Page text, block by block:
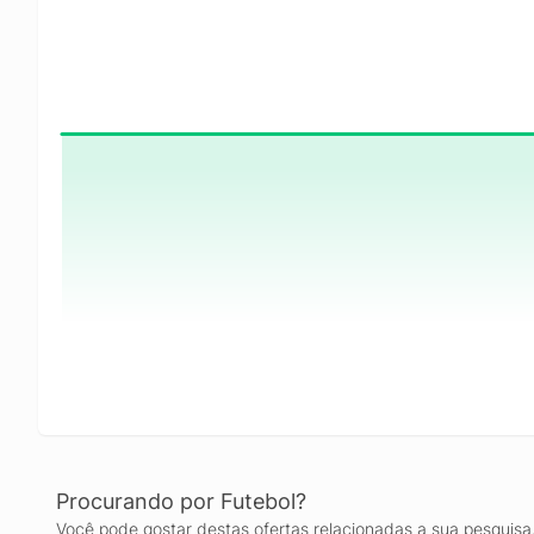
Procurando por Futebol?
Você pode gostar destas ofertas relacionadas a sua